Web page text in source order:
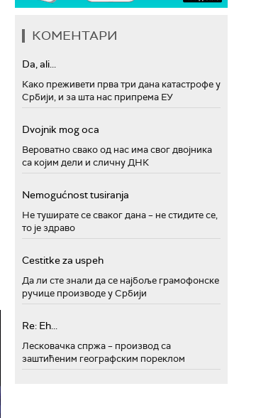
КОМЕНТАРИ
Da, ali...
Како преживети прва три дана катастрофе у
Србији, и за шта нас припрема ЕУ
Dvojnik mog oca
Вероватно свако од нас има свог двојника
са којим дели и сличну ДНК
Nemogućnost tusiranja
Не туширате се сваког дана – не стидите се,
то је здраво
Cestitke za uspeh
Да ли сте знали да се најбоље грамофонске
ручице производе у Србији
Re: Eh...
Лесковачка спржа – производ са
заштићеним географским пореклом